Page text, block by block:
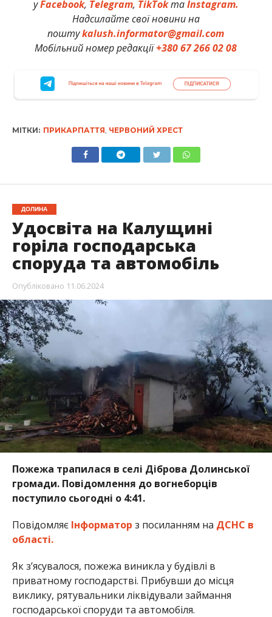
уFacebook, Telegram, TikTokтаInstagram.
Надсилайте свої новини на
поштуkalush.informator@gmail.com
Мобільний номер редакції+380 67 266 02 08
МІТКИ: ПРИКАРПАТТЯ ЧЕРВОНИЙ ХРЕСТ
ДОЛИНА
Удосвіта на Калущині
горіла господарська
споруда та автомобіль
Опубліковано 11.06.2024
Пожежа трапилася в селі Діброва Долинської
громади. Повідомлення до вогнеборців
поступило сьогодні о 4:41.
Повідомляє Інформатор з посиланням на ДСНС в
області.
Як з’ясувалося, пожежа виникла у будівлі в
приватному господарстві. Прибувши до місця
виклику, рятувальники ліквідували займання
господарської споруди та автомобіля.